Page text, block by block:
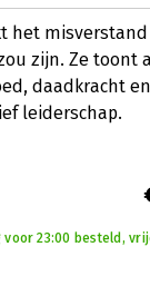
het
zijn. Ze toont
daadkracht
leiderschap.
23:00 besteld,